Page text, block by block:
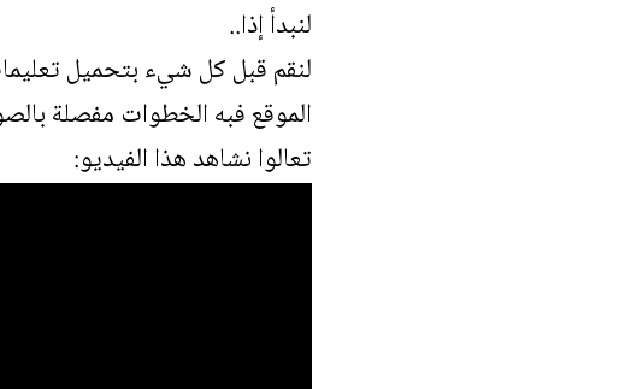
لنبدأ إذا..
لنقم قبل كل شيء بتحميل
الموقعفبه الخطوات مفصلة
تعالوا نشاهد هذا الفيديو: